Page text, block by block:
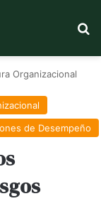
Organizacional
de Desempeño